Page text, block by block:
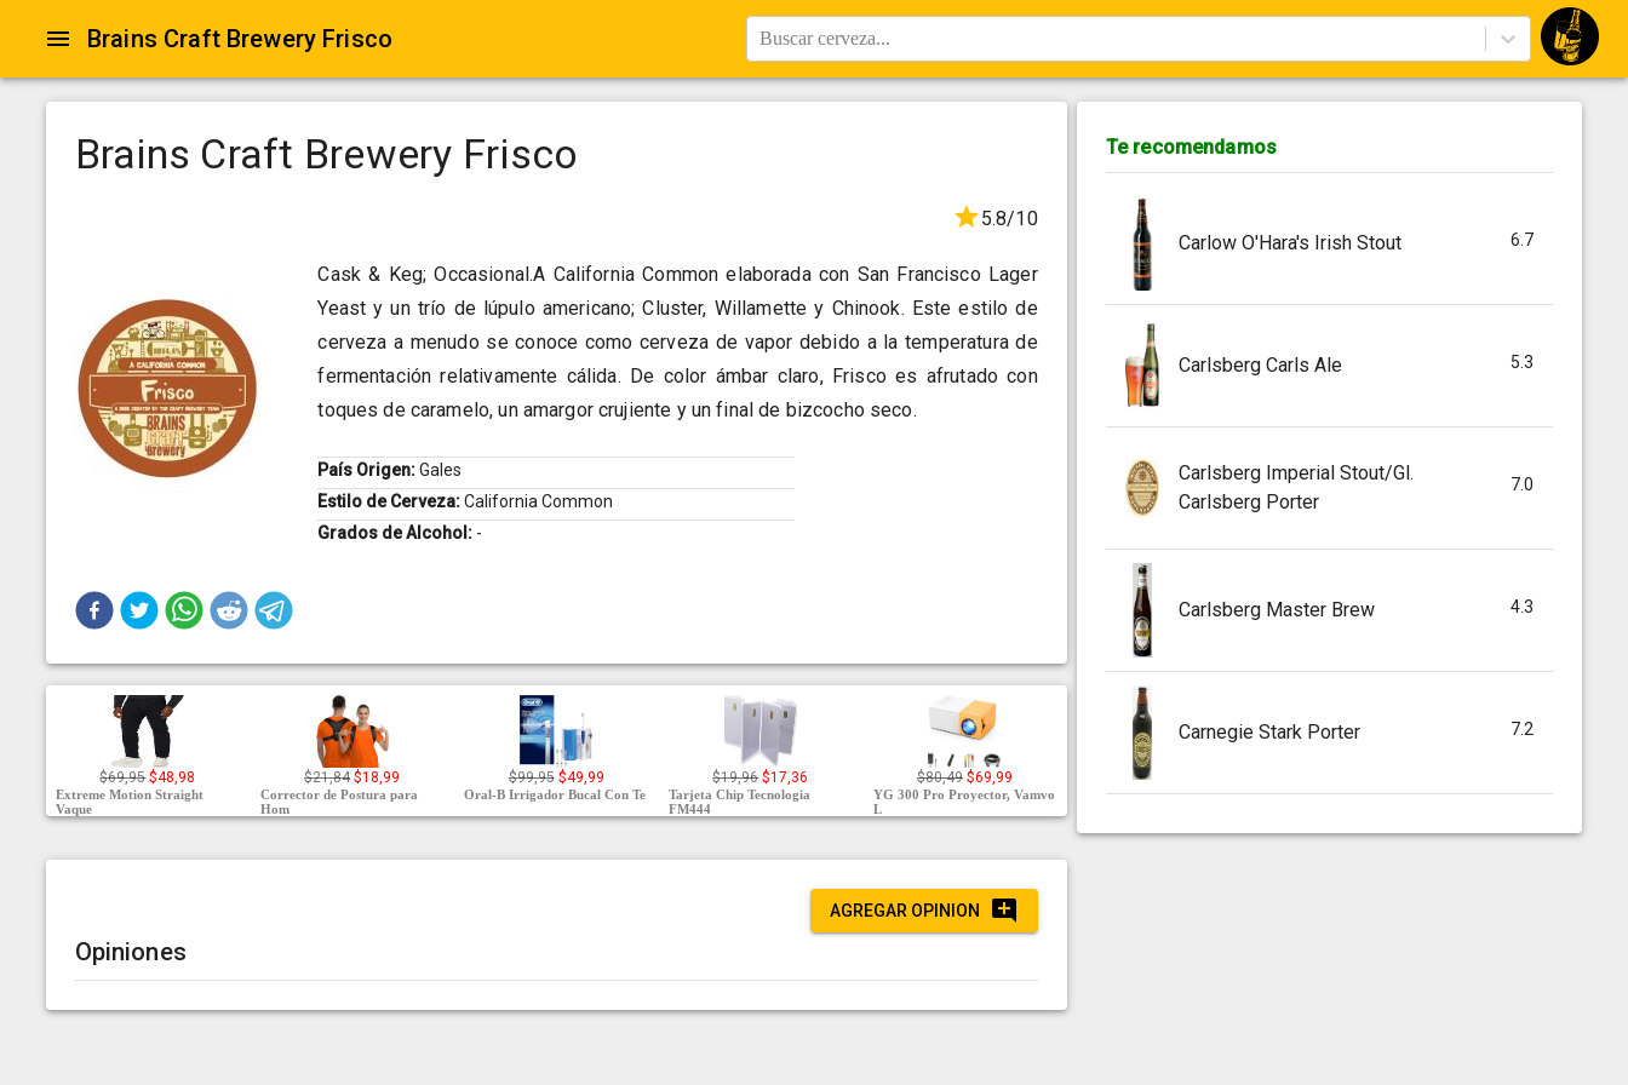
Brains Craft Brewery Frisco Buscar cerveza...
Brains Craft Brewery Frisco
5.8/10
Cask & Keg; Occasional.A California Common elaborada con San Francisco Lager
Yeast y un trío de lúpulo americano; Cluster, Willamette y Chinook. Este estilo de
cerveza a menudo se conoce como cerveza de vapor debido a la temperatura de
fermentación relativamente cálida. De color ámbar claro, Frisco es afrutado con
toques de caramelo, un amargor crujiente y un final de bizcocho seco.
País Origen:Gales
Estilo de Cerveza:California Common
Grados de Alcohol: -
$69,95 $48,98
Extreme Motion Straight
Vaque
$21,84 $18,99
Corrector de Postura para
Hom
$99,95 $49,99
Oral-B Irrigador Bucal Con Te
$19,96 $17,36
Tarjeta Chip Tecnologia
FM444
$80,49 $69,99
YG 300 Pro Proyector, Vamvo
L
AGREGAR OPINION
Opiniones
Te recomendamos
Carlow O'Hara's Irish Stout 6.7
Carlsberg Carls Ale 5.3
Carlsberg Imperial Stout/Gl.
Carlsberg Porter
7.0
Carlsberg Master Brew 4.3
Carnegie Stark Porter 7.2